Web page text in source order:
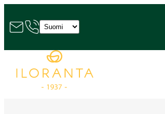
Valitse